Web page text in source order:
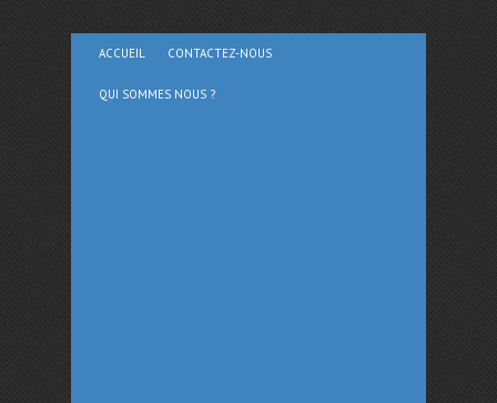
ACCUEIL CONTACTEZ-NOUS
QUI SOMMES NOUS ?